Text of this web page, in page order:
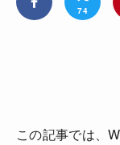
74
この記事では、